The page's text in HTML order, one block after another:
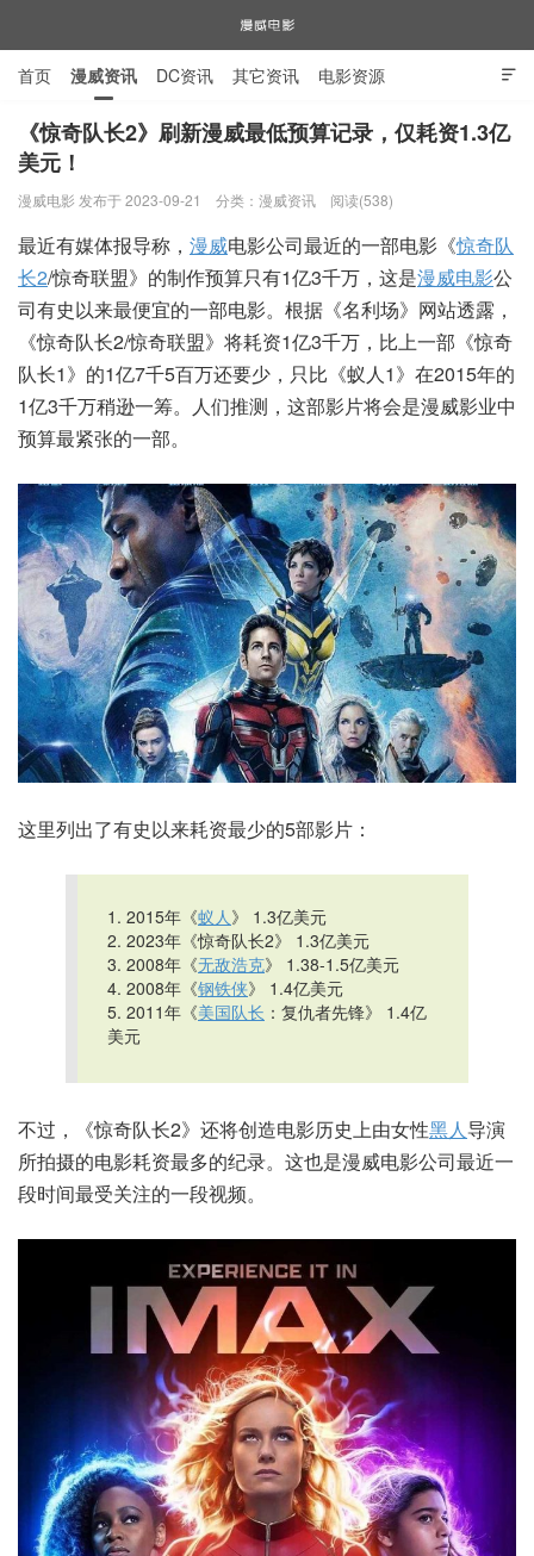
漫威电影

首页 漫威资讯 DC资讯 其它资讯 电影资源
电视剧资源 漫威图片
《惊奇队长2》刷新漫威最低预算记录，仅耗资1.3亿
美元！
漫威电影 发布于 2023-09-21 分类： 漫威资讯 阅读(538)
最近有媒体报导称， 漫威电影公司最近的一部电影《惊奇队
长2/惊奇联盟》的制作预算只有1亿3千万，这是漫威电影公
司有史以来最便宜的一部电影。根据《名利场》网站透露，
《惊奇队长2/惊奇联盟》将耗资1亿3千万，比上一部《惊奇
队长1》的1亿7千5百万还要少，只比《蚁人1》在2015年的
1亿3千万稍逊一筹。人们推测，这部影片将会是漫威影业中
预算最紧张的一部。
这里列出了有史以来耗资最少的5部影片：
1. 2015年《蚁人 》 1.3亿美元
2. 2023年《惊奇队长2》 1.3亿美元
3. 2008年《无敌浩克》 1.38-1.5亿美元
4. 2008年《钢铁侠》 1.4亿美元
5. 2011年《美国队长 ：复仇者先锋》 1.4亿
美元
不过，《惊奇队长2》还将创造电影历史上由女性黑人导演
所拍摄的电影耗资最多的纪录。这也是漫威电影公司最近一
段时间最受关注的一段视频。